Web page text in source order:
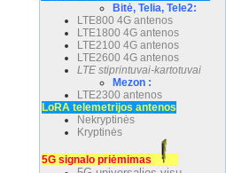
Bitė, Telia, Tele2:
LTE800 4G antenos
LTE1800 4G antenos
LTE2100 4G antenos
LTE2600 4G antenos
LTE stiprintuvai-kartotuvai
Mezon :
LTE2300 antenos
LoRA telemetrijos antenos
Nekryptinės
Kryptinės
5G signalo priėmimas